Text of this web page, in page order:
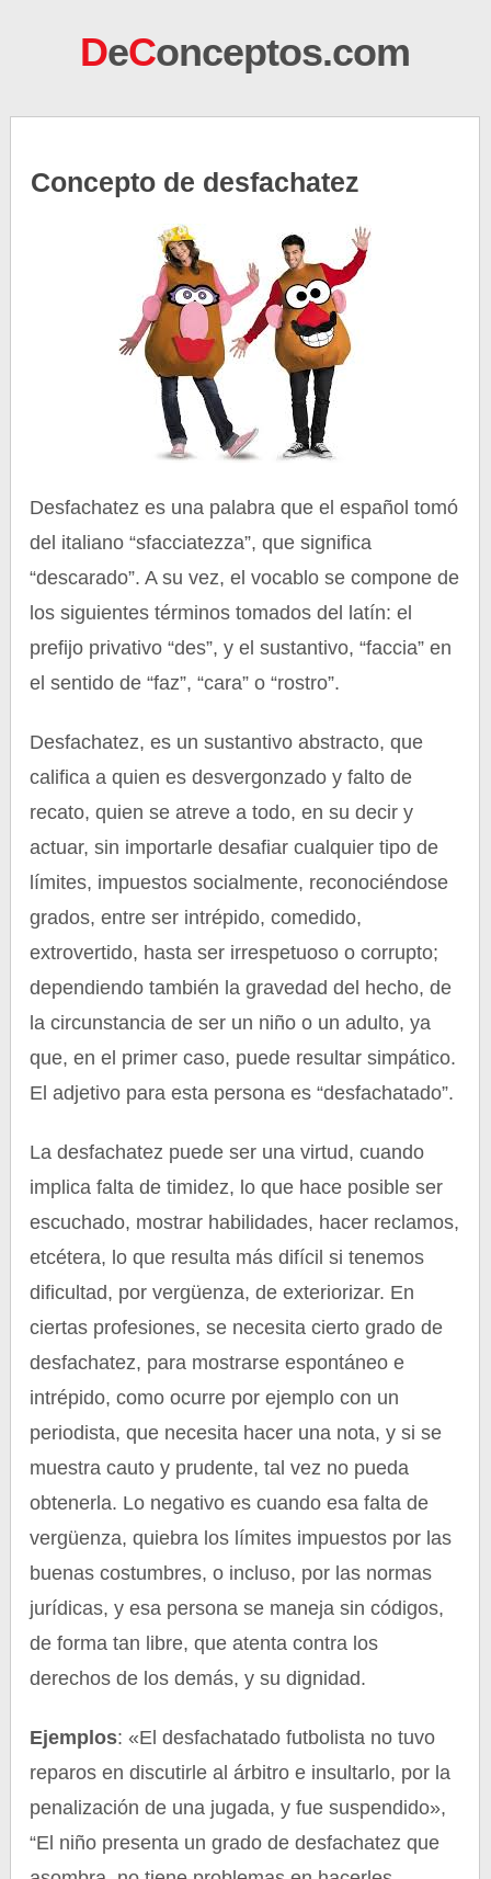
DeConceptos.com
Concepto de desfachatez
Desfachatez es una palabra que el español tomó
del italiano “sfacciatezza”, que significa
“descarado”. A su vez, el vocablo se compone de
los siguientes términos tomados del latín: el
prefijo privativo “des”, y el sustantivo, “faccia” en
el sentido de “faz”, “cara” o “rostro”.
Desfachatez, es un sustantivo abstracto, que
califica a quien es desvergonzado y falto de
recato, quien se atreve a todo, en su decir y
actuar, sin importarle desafiar cualquier tipo de
límites, impuestos socialmente, reconociéndose
grados, entre ser intrépido, comedido,
extrovertido, hasta ser irrespetuoso o corrupto;
dependiendo también la gravedad del hecho, de
la circunstancia de ser un niño o un adulto, ya
que, en el primer caso, puede resultar simpático.
El adjetivo para esta persona es “desfachatado”.
La desfachatez puede ser una virtud, cuando
implica falta de timidez, lo que hace posible ser
escuchado, mostrar habilidades, hacer reclamos,
etcétera, lo que resulta más difícil si tenemos
dificultad, por vergüenza, de exteriorizar. En
ciertas profesiones, se necesita cierto grado de
desfachatez, para mostrarse espontáneo e
intrépido, como ocurre por ejemplo con un
periodista, que necesita hacer una nota, y si se
muestra cauto y prudente, tal vez no pueda
obtenerla. Lo negativo es cuando esa falta de
vergüenza, quiebra los límites impuestos por las
buenas costumbres, o incluso, por las normas
jurídicas, y esa persona se maneja sin códigos,
de forma tan libre, que atenta contra los
derechos de los demás, y su dignidad.
Ejemplos: «El desfachatado futbolista no tuvo
reparos en discutirle al árbitro e insultarlo, por la
penalización de una jugada, y fue suspendido»,
“El niño presenta un grado de desfachatez que